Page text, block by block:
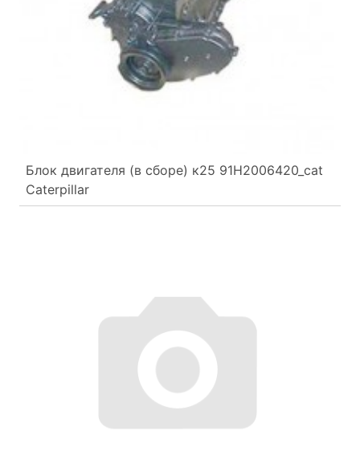
Блок двигателя (в сборе) к25 91H2006420_cat
Caterpillar